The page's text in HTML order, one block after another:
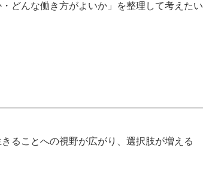
どんな働き方がよいか」を整理して考えた
ることへの視野が広がり、選択肢が増える